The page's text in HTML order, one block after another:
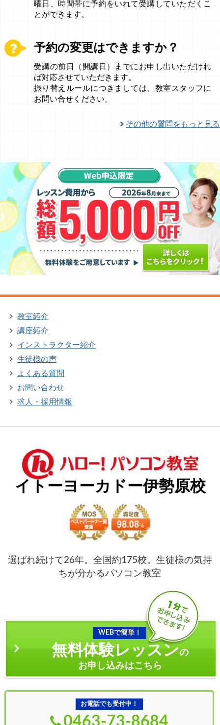
曜日、時間帯に予約をいれて受講していただくこ
とができます。
予約の変更はできますか？
受講の前日（開講日）までにお申し出いただけれ
ば対応させていただきます。
振り替えルールにつきましては、教室スタッフに
お問い合せください。
その他の質問をもっと見る
教室紹介
講座紹介
インストラクター紹介
生徒様の声
よくある質問
お問い合わせ
求人・採用情報
イトーヨーカドー伊勢原校
選ばれ続けて26年。全国約175校。生徒様の気持
ちが分かるパソコン教室
WEBで簡単！
無料体験レッスンの
お申し込みはこちら
お電話でも受付中！
0463-73-8684